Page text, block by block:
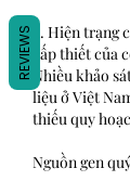
2. Hiện trạng
cấp thiết của
Nhiều khảo
liệu ở Việt
thiếu quy
Nguồn gen
REVIEWS